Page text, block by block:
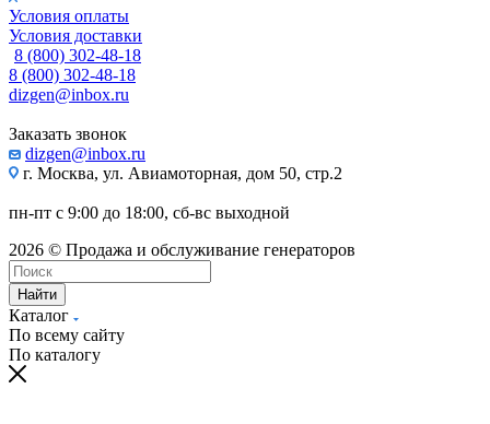
8 (800) 302-48-18
8 (800) 302-48-18
dizgen@inbox.ru
Заказать звонок
г. Москва, ул. Авиамоторная, дом 50, стр.2
пн-пт с 9:00 до 18:00, сб-вс выходной
2026 © Продажа и обслуживание генераторов
Найти
Каталог
По всему сайту
По каталогу